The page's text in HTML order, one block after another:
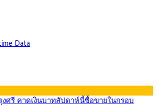
Data
อกนิติ” เปิดเครื่องยนต์เศรษฐกิจใหม่ของไทย